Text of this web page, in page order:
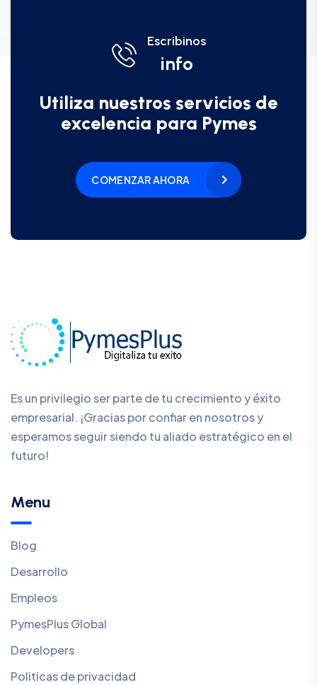
Escribinos
info
Utiliza nuestros servicios de
excelencia para Pymes
COMENZAR AHORA
Es un privilegio ser parte de tu crecimiento y éxito
empresarial. ¡Gracias por confiar en nosotros y
esperamos seguir siendo tu aliado estratégico en el
futuro!
Menu
Blog
Desarrollo
Empleos
PymesPlus Global
Developers
Politicas de privacidad